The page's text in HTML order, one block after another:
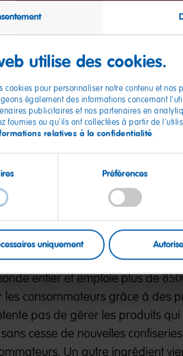
utilise des cookies.
cookies pour personnaliser notre contenu et
également des informations concernant
publicitaires et nos partenaires en
fournies ou qu'ils ont collectées à partir de
relatives à la confidentialité.
Préférences
uniquement
dans le
par HARIBO ne se limite pas
secteur des confiseries gélifiées
dans plus de 200 pays !
entier et emploie plus de
consommateurs grâce à des
pas de gérer les produits
sans cesse de nouvelles
Un autre ingrédient